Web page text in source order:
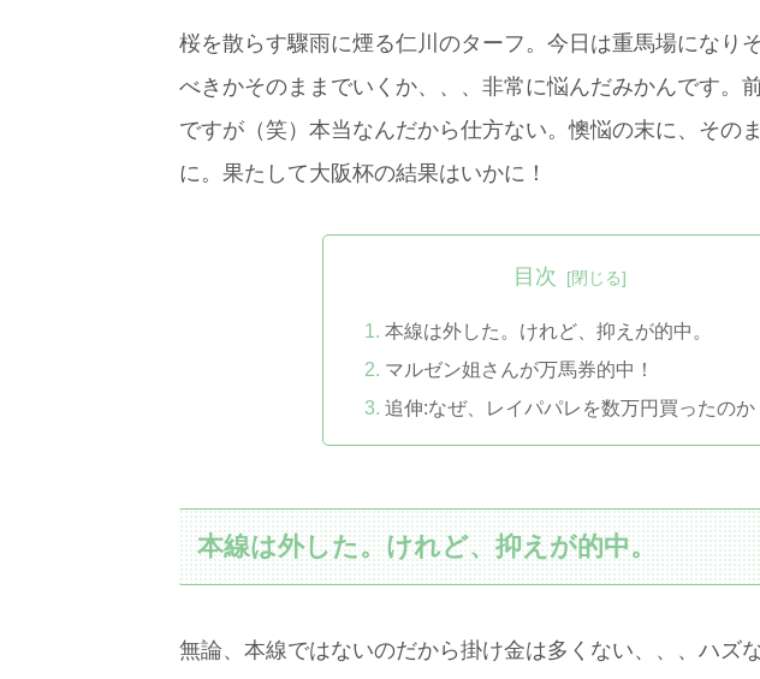
桜を散らす驟雨に煙る仁川のターフ。今日は重馬場になり
べきかそのままでいくか、、、非常に悩んだみかんです。
ですが（笑）本当なんだから仕方ない。懊悩の末に、その
に。果たして大阪杯の結果はいかに！
目次
本線は外した。けれど、抑えが的中。
マルゼン姐さんが万馬券的中！
追伸:なぜ、レイパパレを数万円買ったのか
本線は外した。けれど、抑えが的中。
無論、本線ではないのだから掛け金は多くない、、、ハズ